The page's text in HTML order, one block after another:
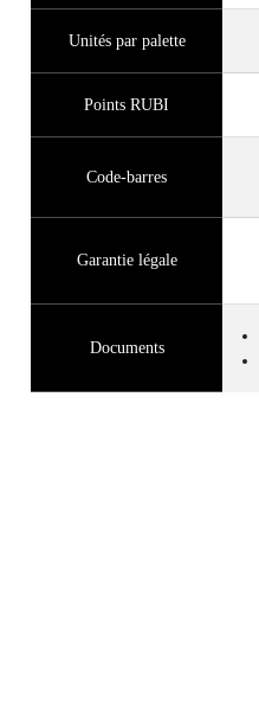
Unités par palette
Points RUBI
Code-barres
Garantie légale
Documents